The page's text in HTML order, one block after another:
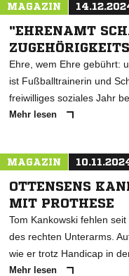
MAGAZIN
"EHRENAMT
Ehre, wem Ehre gebührt:
ist Fußballtrainerin und
freiwilliges soziales Jahr
Mehr lesen
MAGAZIN
OTTENSENS
MIT PROTHESE
Tom Kankowski fehlen
des rechten Unterarms.
wie er trotz Handicap in
Mehr lesen